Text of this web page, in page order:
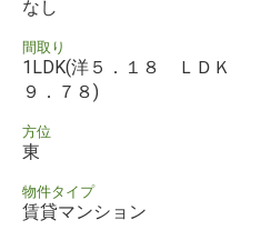
なし
間取り
1LDK(洋５．１８ ＬＤＫ
９．７８)
方位
東
物件タイプ
賃貸マンション